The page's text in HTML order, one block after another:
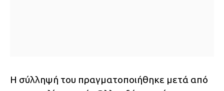
Η σύλληψή του πραγματοποιήθηκε μετά από